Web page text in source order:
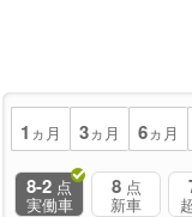
1 ヵ月 3ヵ月 6ヵ月
8-2 点
実働車
8 点
新車